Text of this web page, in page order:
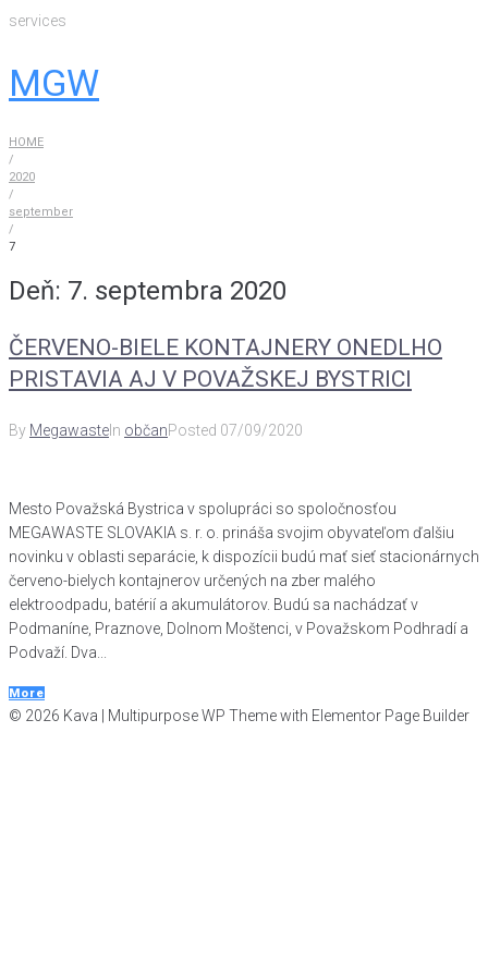
Skip
content
services
MGW
HOME
/
2020
/
september
/
7
Deň: 7. septembra 2020
ČERVENO-BIELE KONTAJNERY ONEDLHO
PRISTAVIA AJ V POVAŽSKEJ BYSTRICI
By Megawaste In občanPosted 07/09/2020
Mesto Považská Bystrica v spolupráci so spoločnosťou
MEGAWASTE SLOVAKIA s. r. o. prináša svojim obyvateľom ďalšiu
novinku v oblasti separácie, k dispozícii budú mať sieť stacionárnych
červeno-bielych kontajnerov určených na zber malého
elektroodpadu, batérií a akumulátorov. Budú sa nachádzať v
Podmaníne, Praznove, Dolnom Moštenci, v Považskom Podhradí a
Podvaží. Dva...
More
© 2026 Kava | Multipurpose WP Theme with Elementor Page Builder